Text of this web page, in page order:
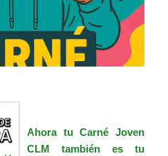
Ahora tu Carné Joven
CLM también es tu